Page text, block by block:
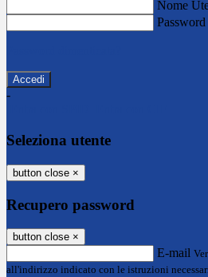
Nome
Password
-
Seleziona utente
button close ×
Recupero password
button close ×
E-mail
all'indirizzo indicato con le istruzioni